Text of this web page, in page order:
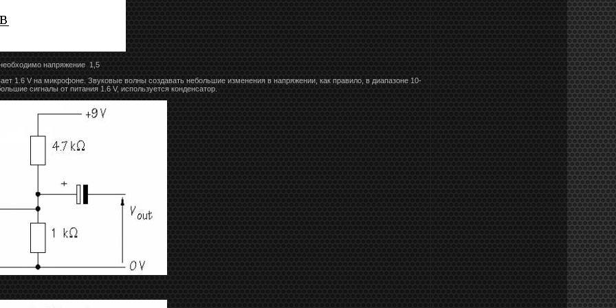
напряжение 1,5
1.6 V на микрофоне. Звуковые волны создавать небольшие изменения в напряжении, как правило, в диапазоне 10-
сигналы от питания 1.6 V, используется конденсатор.